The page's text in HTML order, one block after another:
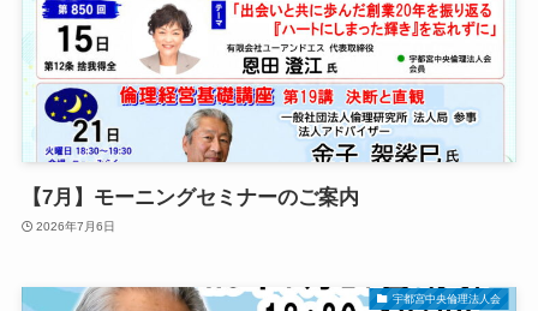
【7月】モーニングセミナーのご案内
2026年7月6日
宇都宮中央倫理法人会